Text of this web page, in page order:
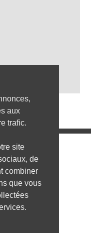
aux
trafic.
site
de
combiner
que vous